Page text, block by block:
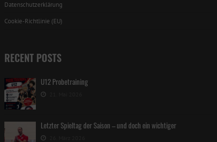
Datenschutzerklärung
Cookie-Richtlinie (EU)
RECENT POSTS
U12 Probetraining
Letzter Spieltag der Saison – und doch ein wichtiger